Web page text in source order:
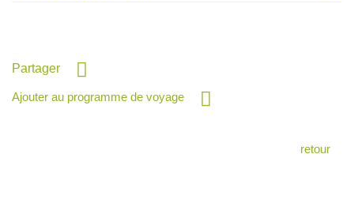
Partager
Ajouter au programme de voyage
retour